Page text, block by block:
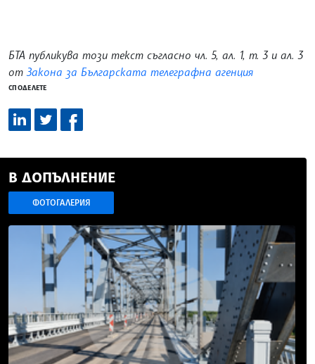
БТА публикува този текст съгласно чл. 5, ал. 1, т. 3 и ал. 3
от Закона за Българската телеграфна агенция
СПОДЕЛЕТЕ
В ДОПЪЛНЕНИЕ
ФОТОГАЛЕРИЯ